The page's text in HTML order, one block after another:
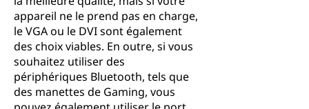
appareil ne le prend pas en charge,
le VGA ou le DVI sont également
des choix viables. En outre, si vous
souhaitez utiliser des
périphériques Bluetooth, tels que
des manettes de Gaming, vous